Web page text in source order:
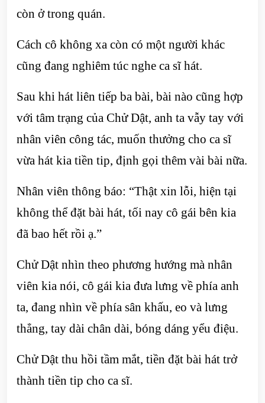
còn ở trong quán.
Cách cô không xa còn có một người khác
cũng đang nghiêm túc nghe ca sĩ hát.
Sau khi hát liên tiếp ba bài, bài nào cũng hợp
với tâm trạng của Chử Dật, anh ta vẫy tay với
nhân viên công tác, muốn thưởng cho ca sĩ
vừa hát kia tiền tip, định gọi thêm vài bài nữa.
Nhân viên thông báo: “Thật xin lỗi, hiện tại
không thể đặt bài hát, tối nay cô gái bên kia
đã bao hết rồi ạ.”
Chử Dật nhìn theo phương hướng mà nhân
viên kia nói, cô gái kia đưa lưng về phía anh
ta, đang nhìn về phía sân khấu, eo và lưng
thẳng, tay dài chân dài, bóng dáng yểu điệu.
Chử Dật thu hồi tầm mắt, tiền đặt bài hát trở
thành tiền tip cho ca sĩ.